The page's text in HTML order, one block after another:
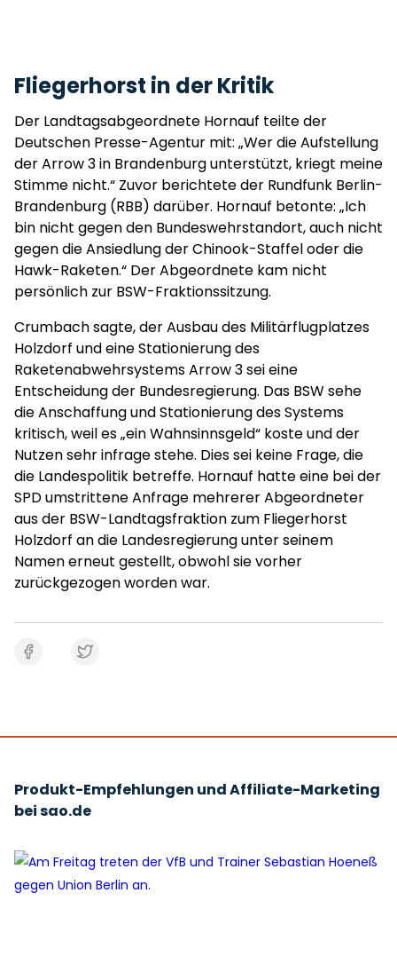
Fliegerhorst in der Kritik
Der Landtagsabgeordnete Hornauf teilte der
Deutschen Presse-Agentur mit: „Wer die Aufstellung
der Arrow 3 in Brandenburg unterstützt, kriegt meine
Stimme nicht.“ Zuvor berichtete der Rundfunk Berlin-
Brandenburg (RBB) darüber. Hornauf betonte: „Ich
bin nicht gegen den Bundeswehrstandort, auch nicht
gegen die Ansiedlung der Chinook-Staffel oder die
Hawk-Raketen.“ Der Abgeordnete kam nicht
persönlich zur BSW-Fraktionssitzung.
Crumbach sagte, der Ausbau des Militärflugplatzes
Holzdorf und eine Stationierung des
Raketenabwehrsystems Arrow 3 sei eine
Entscheidung der Bundesregierung. Das BSW sehe
die Anschaffung und Stationierung des Systems
kritisch, weil es „ein Wahnsinnsgeld“ koste und der
Nutzen sehr infrage stehe. Dies sei keine Frage, die
die Landespolitik betreffe. Hornauf hatte eine bei der
SPD umstrittene Anfrage mehrerer Abgeordneter
aus der BSW-Landtagsfraktion zum Fliegerhorst
Holzdorf an die Landesregierung unter seinem
Namen erneut gestellt, obwohl sie vorher
zurückgezogen worden war.
Produkt-Empfehlungen und Affiliate-Marketing
bei sao.de